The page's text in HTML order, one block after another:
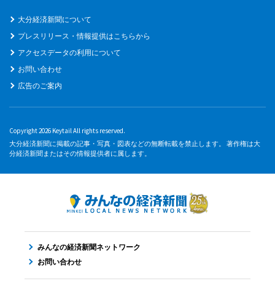
大分経済新聞について
プレスリリース・情報提供はこちらから
アクセスデータの利用について
お問い合わせ
広告のご案内
Copyright 2026 Keytail All rights reserved.
大分経済新聞に掲載の記事・写真・図表などの無断転載を禁止します。 著作権は大
分経済新聞またはその情報提供者に属します。
みんなの経済新聞ネットワーク
お問い合わせ